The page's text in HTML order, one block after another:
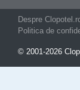
Despre
Politica de
© 2001-2026